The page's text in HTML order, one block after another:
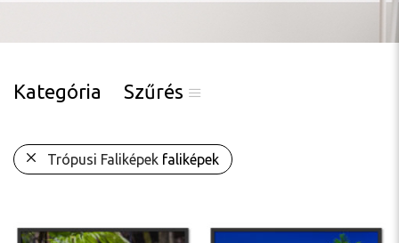
Kategória Szűrés
Trópusi Faliképek faliképek